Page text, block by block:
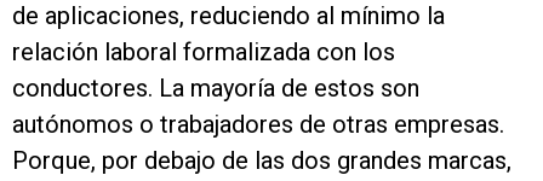
de aplicaciones, reduciendo al mínimo la
relación laboral formalizada con los
conductores. La mayoría de estos son
autónomos o trabajadores de otras empresas.
Porque, por debajo de las dos grandes marcas,